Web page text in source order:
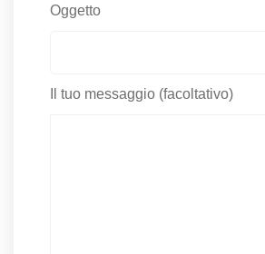
Oggetto
Il tuo messaggio (facoltativo)